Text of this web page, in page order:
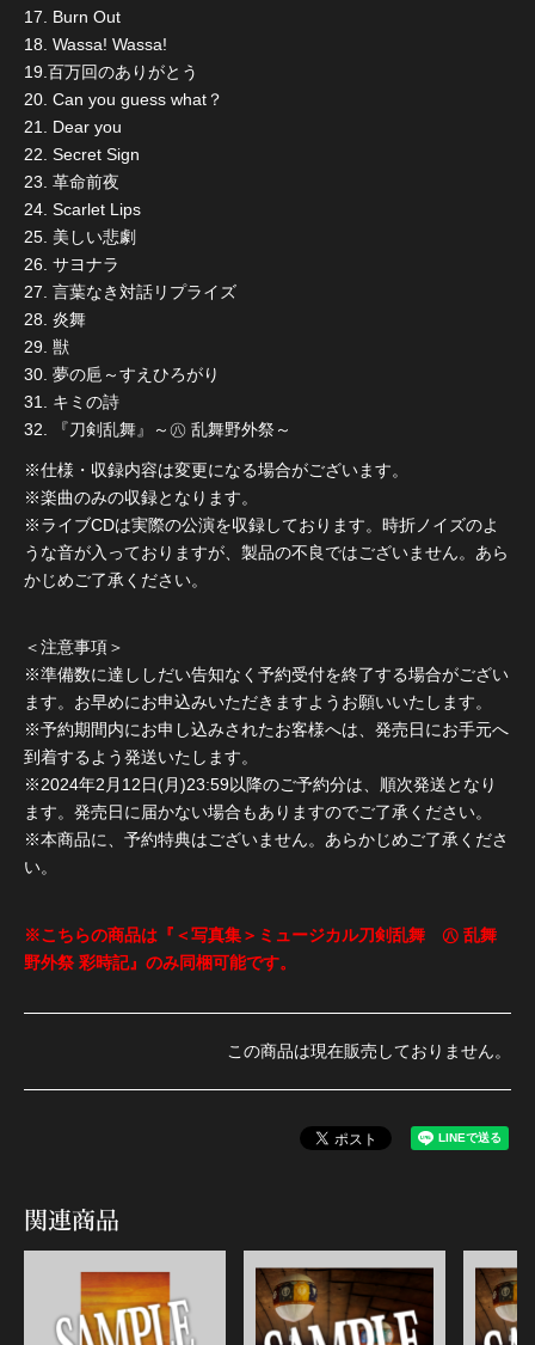
17. Burn Out
18. Wassa! Wassa!
19.百万回のありがとう
20. Can you guess what？
21. Dear you
22. Secret Sign
23. 革命前夜
24. Scarlet Lips
25. 美しい悲劇
26. サヨナラ
27. 言葉なき対話リプライズ
28. 炎舞
29. 獣
30. 夢の巵～すえひろがり
31. キミの詩
32. 『刀剣乱舞』～㊇ 乱舞野外祭～
※仕様・収録内容は変更になる場合がございます。
※楽曲のみの収録となります。
※ライブCDは実際の公演を収録しております。時折ノイズのよ
うな音が入っておりますが、製品の不良ではございません。あら
かじめご了承ください。
＜注意事項＞
※準備数に達ししだい告知なく予約受付を終了する場合がござい
ます。お早めにお申込みいただきますようお願いいたします。
※予約期間内にお申し込みされたお客様へは、発売日にお手元へ
到着するよう発送いたします。
※2024年2月12日(月)23:59以降のご予約分は、順次発送となり
ます。発売日に届かない場合もありますのでご了承ください。
※本商品に、予約特典はございません。あらかじめご了承くださ
い。
※こちらの商品は『＜写真集＞ミュージカル刀剣乱舞 ㊇ 乱舞
野外祭 彩時記』のみ同梱可能です。
この商品は現在販売しておりません。
関連商品